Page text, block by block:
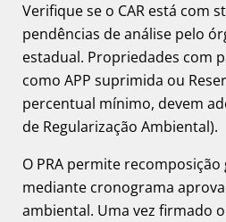
Verifique se o CAR está com
pendências de análise pelo
estadual. Propriedades com
como APP suprimida ou
percentual mínimo, devem
de Regularização Ambiental).
O PRA permite
mediante cronograma
ambiental. Uma vez firmado